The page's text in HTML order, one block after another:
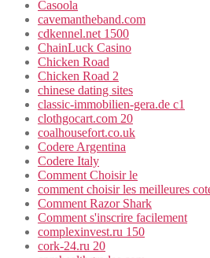
Casoola
cavemantheband.com
cdkennel.net 1500
ChainLuck Casino
Chicken Road
Chicken Road 2
chinese dating sites
classic-immobilien-gera.de c1
clothgocart.com 20
coalhousefort.co.uk
Codere Argentina
Codere Italy
Comment Choisir le
comment choisir les meilleures
Comment Razor Shark
Comment s'inscrire facilement
complexinvest.ru 150
cork-24.ru 20